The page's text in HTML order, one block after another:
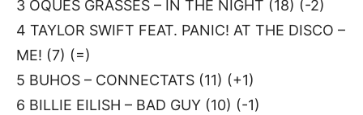
3 OQUES GRASSES – IN THE NIGHT (18) (-2)
4 TAYLOR SWIFT FEAT. PANIC! AT THE DISCO –
ME! (7) (=)
5 BUHOS – CONNECTATS (11) (+1)
6 BILLIE EILISH – BAD GUY (10) (-1)